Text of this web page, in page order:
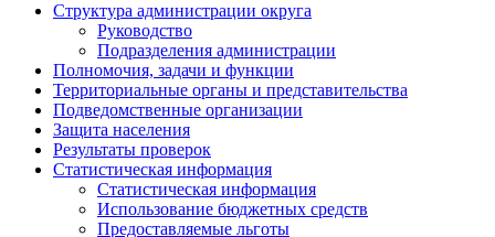
Структура администрации округа
Руководство
Подразделения администрации
Полномочия, задачи и функции
Территориальные органы и представительства
Подведомственные организации
Защита населения
Результаты проверок
Статистическая информация
Статистическая информация
Использование бюджетных средств
Предоставляемые льготы